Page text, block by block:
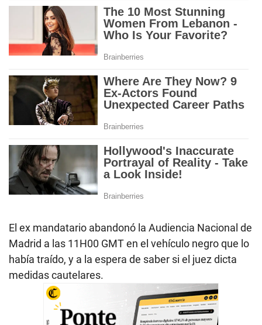
El ex mandatario abandonó la Audiencia Nacional de
Madrid a las 11H00 GMT en el vehículo negro que lo
había traído, y a la espera de saber si el juez dicta
medidas cautelares.